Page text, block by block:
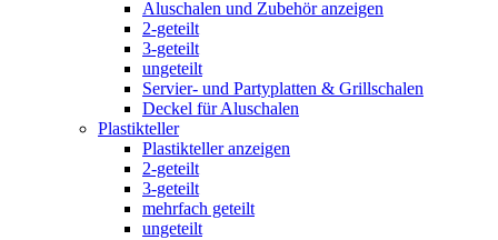
Aluschalen und Zubehör anzeigen
2-geteilt
3-geteilt
ungeteilt
Servier- und Partyplatten & Grillschalen
Deckel für Aluschalen
Plastikteller
Plastikteller anzeigen
2-geteilt
3-geteilt
mehrfach geteilt
ungeteilt